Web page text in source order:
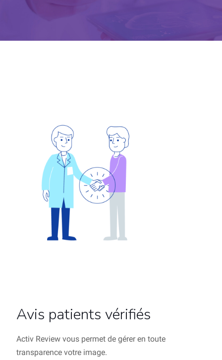
Avis patients vérifiés
Activ Review vous permet de gérer en toute
transparence votre image.